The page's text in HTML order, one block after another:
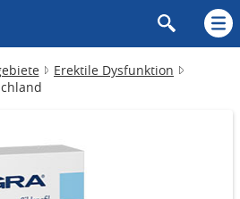
Erektile Dysfunktion